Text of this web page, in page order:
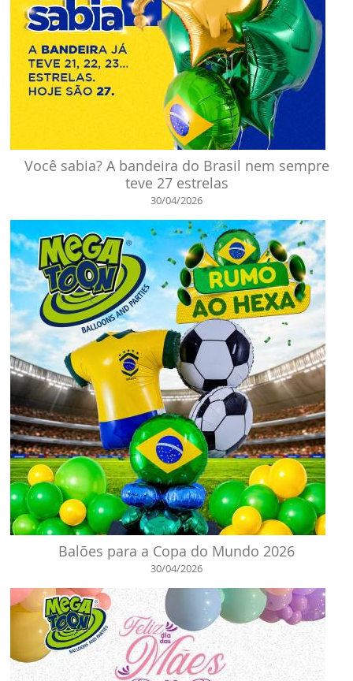
Você sabia? A bandeira do Brasil nem sempre
teve 27 estrelas
30/04/2026
Balões para a Copa do Mundo 2026
30/04/2026